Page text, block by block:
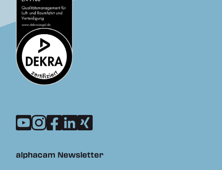
alphacam Newsletter